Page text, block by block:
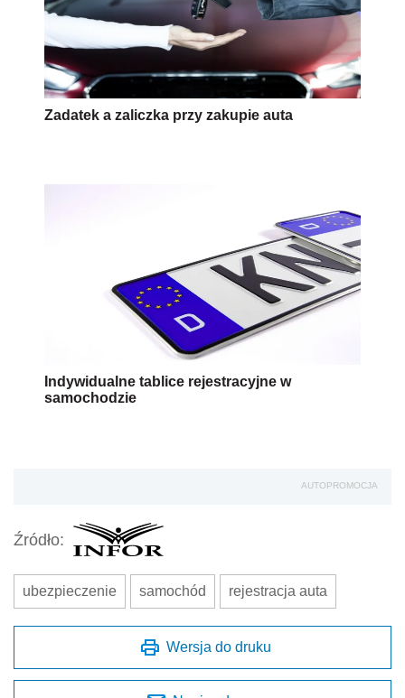
Zadatek a zaliczka przy zakupie auta
Indywidualne tablice rejestracyjne w
samochodzie
AUTOPROMOCJA
Źródło:
ubezpieczenie samochód rejestracja auta
Wersja do druku